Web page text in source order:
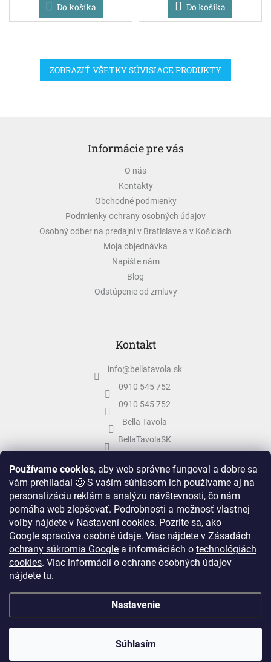
Používame cookies, aby web správne fungoval a dobre sa
vám prehliadal 🙂 S vaším súhlasom ich používame aj na
personalizáciu reklám a analýzu návštevnosti, čo nám
pomáha web zlepšovať. Podrobnosti a možnosť vlastnej
voľby nájdete v Nastavení cookies. Pozrite sa, ako
Google spracúva osobné údaje. Viac nájdete v Zásadách
ochrany súkromia Google a informáciách o technológiách
cookies. Viac informácií o ochrane osobných údajov
nájdete tu.
Nastavenie
Súhlasím
Do košíka Do košíka
ZOBRAZIŤ VŠETKY SÚVISIACE PRODUKTY
Informácie pre vás
O nás
Kontakty
Obchodné podmienky
Podmienky ochrany osobných údajov
Osobný odber na predajni v Bratislave a v Košiciach
Moja objednávka
Napíšte nám
Blog
Odstúpenie od zmluvy
Kontakt
info@bellatavola.sk
0910 545 752
0910 545 752
Bella Tavola
BellaTavolaSK
Vytvoril Shoptet &
cookies